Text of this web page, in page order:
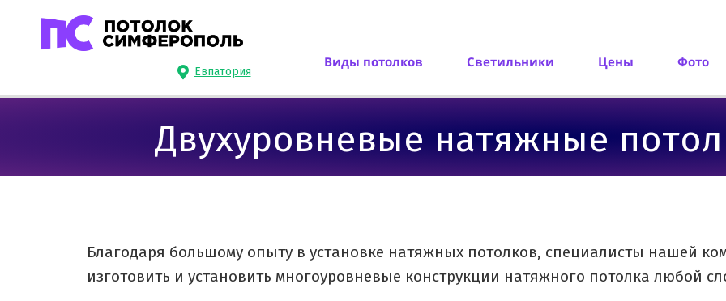
Евпатория
Виды потолков Светильники Цены Фото
Двухуровневые натяжные
Благодаря большому опыту в установке натяжных потолков, специалисты нашей
изготовить и установить многоуровневые конструкции натяжного потолка любой